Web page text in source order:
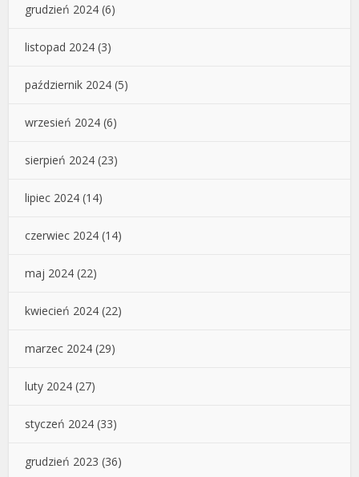
grudzień 2024 (6)
listopad 2024 (3)
październik 2024 (5)
wrzesień 2024 (6)
sierpień 2024 (23)
lipiec 2024 (14)
czerwiec 2024 (14)
maj 2024 (22)
kwiecień 2024 (22)
marzec 2024 (29)
luty 2024 (27)
styczeń 2024 (33)
grudzień 2023 (36)